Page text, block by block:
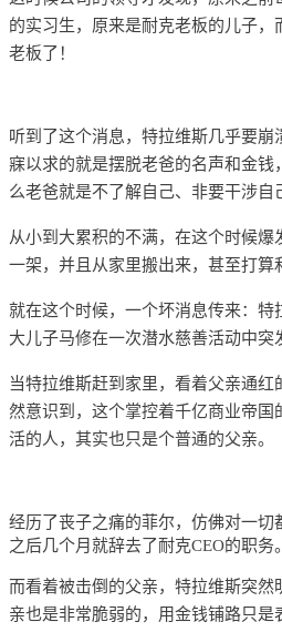
的实习生，原来是耐克老板的儿子
老板了！
听到了这个消息，特拉维斯几乎要
寐以求的就是摆脱老爸的名声和金钱
么老爸就是不了解自己、非要干涉自
从小到大累积的不满，在这个时候爆
一架，并且从家里搬出来，甚至打算
就在这个时候，一个坏消息传来：特
大儿子马修在一次潜水慈善活动中突
当特拉维斯赶到家里，看着父亲通
然意识到， 这个掌控着千亿商业帝国
活的人，其实也只是个普通的父亲。
经历了丧子之痛的菲尔，仿佛对一切
之后几个月就辞去了耐克CEO的职务。
而看着被击倒的父亲，特拉维斯突然
亲也是非常脆弱的，用金钱铺路只是